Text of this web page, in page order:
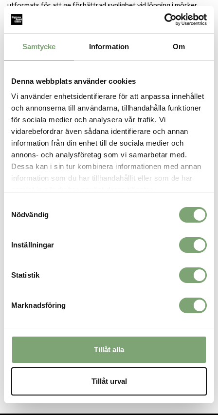
Samtycke Information Om
Denna webbplats använder cookies
Vi använder enhetsidentifierare för att anpassa innehållet
och annonserna till användarna, tillhandahålla funktioner
för sociala medier och analysera vår trafik. Vi
vidarebefordrar även sådana identifierare och annan
information från din enhet till de sociala medier och
annons- och analysföretag som vi samarbetar med.
Dessa kan i sin tur kombinera informationen med annan
information som du har tillhandahållit eller som de har
Nödvändig
Inställningar
Statistik
Marknadsföring
Tillåt alla
Tillåt urval
utformats för att ge förbättrad synlighet vid löpning i mörker.
Minst 50 % av plaggets huvudmaterial är tillverkat av återvunnet
Specifikation:
Lätt och snabbtorkande
Längre baksida för bättre täckning
synlighet i mörker
SPARA SOM FAVORIT
Asics Men's Core Short Sleeve
Top - Yamabuki